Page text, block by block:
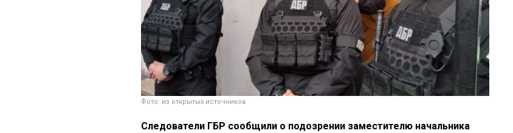
Фото: из открытых источников
Следователи ГБР сообщили о подозрении заместителю начальника